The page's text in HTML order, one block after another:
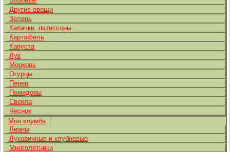
Другие овощи
Зелень
Кабачки, патиссоны
Картофель
Капуста
Лук
Морковь
Огурцы
Перец
Помидоры
Свекла
Чеснок
Моя клумба
Лианы
Луковичные и клубневые
Многолетники